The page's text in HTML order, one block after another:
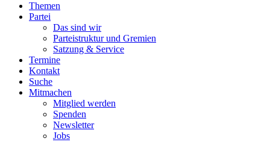
Themen
Partei
Das sind wir
Parteistruktur und Gremien
Satzung & Service
Termine
Kontakt
Suche
Mitmachen
Mitglied werden
Spenden
Newsletter
Jobs